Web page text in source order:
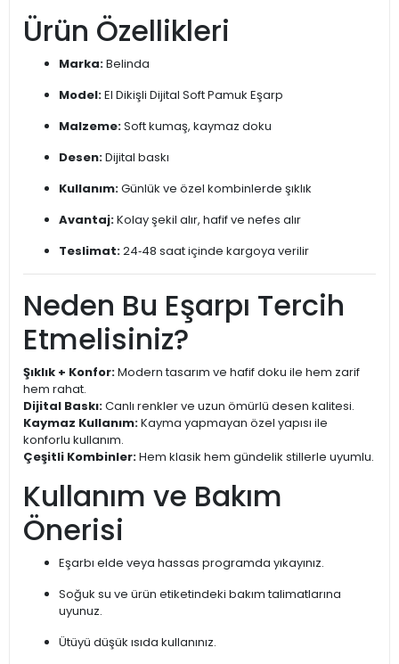
Ürün Özellikleri
Marka:Belinda
Model:El Dikişli Dijital Soft Pamuk Eşarp
Malzeme:Soft kumaş, kaymaz doku
Desen:Dijital baskı
Kullanım:Günlük ve özel kombinlerde şıklık
Avantaj:Kolay şekil alır, hafif ve nefes alır
Teslimat:24‑48 saat içinde kargoya verilir
Neden Bu Eşarpı Tercih
Etmelisiniz?
Şıklık + Konfor:Modern tasarım ve hafif doku ile hem zarif
hem rahat.
Dijital Baskı:Canlı renkler ve uzun ömürlü desen kalitesi.
Kaymaz Kullanım:Kayma yapmayan özel yapısı ile
konforlu kullanım.
Çeşitli Kombinler:Hem klasik hem gündelik stillerle uyumlu.
Kullanım ve Bakım
Önerisi
Eşarbı elde veya hassas programda yıkayınız.
Soğuk su ve ürün etiketindeki bakım talimatlarına
uyunuz.
Ütüyü düşük ısıda kullanınız.